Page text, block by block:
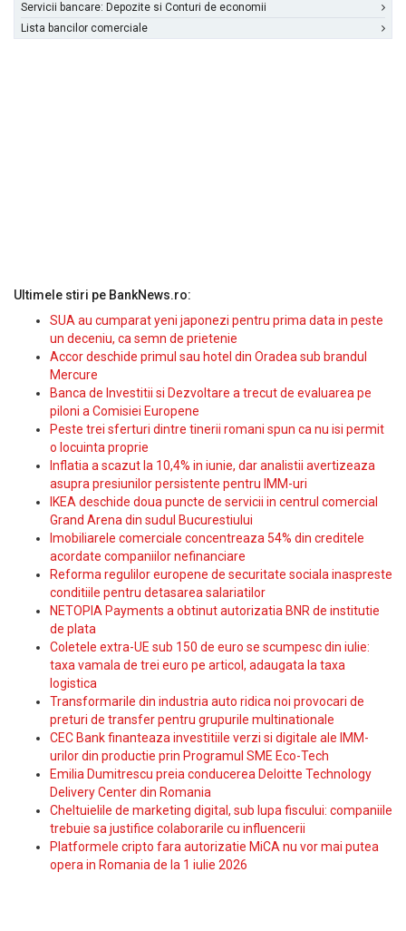
Servicii bancare: Depozite si Conturi de economii
Lista bancilor comerciale
Ultimele stiri pe BankNews.ro:
SUA au cumparat yeni japonezi pentru prima data in peste
un deceniu, ca semn de prietenie
Accor deschide primul sau hotel din Oradea sub brandul
Mercure
Banca de Investitii si Dezvoltare a trecut de evaluarea pe
piloni a Comisiei Europene
Peste trei sferturi dintre tinerii romani spun ca nu isi permit
o locuinta proprie
Inflatia a scazut la 10,4% in iunie, dar analistii avertizeaza
asupra presiunilor persistente pentru IMM-uri
IKEA deschide doua puncte de servicii in centrul comercial
Grand Arena din sudul Bucurestiului
Imobiliarele comerciale concentreaza 54% din creditele
acordate companiilor nefinanciare
Reforma regulilor europene de securitate sociala inaspreste
conditiile pentru detasarea salariatilor
NETOPIA Payments a obtinut autorizatia BNR de institutie
de plata
Coletele extra-UE sub 150 de euro se scumpesc din iulie:
taxa vamala de trei euro pe articol, adaugata la taxa
logistica
Transformarile din industria auto ridica noi provocari de
preturi de transfer pentru grupurile multinationale
CEC Bank finanteaza investitiile verzi si digitale ale IMM-
urilor din productie prin Programul SME Eco-Tech
Emilia Dumitrescu preia conducerea Deloitte Technology
Delivery Center din Romania
Cheltuielile de marketing digital, sub lupa fiscului: companiile
trebuie sa justifice colaborarile cu influencerii
Platformele cripto fara autorizatie MiCA nu vor mai putea
opera in Romania de la 1 iulie 2026